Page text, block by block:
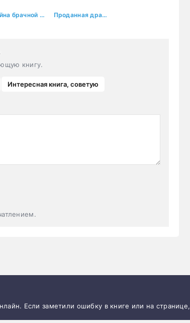
Тайна брачной ночи генерала-дракона Проданная драконом, купленная Смертью
книгу.
Интересная книга, советую
Если заметили ошибку в книге или на